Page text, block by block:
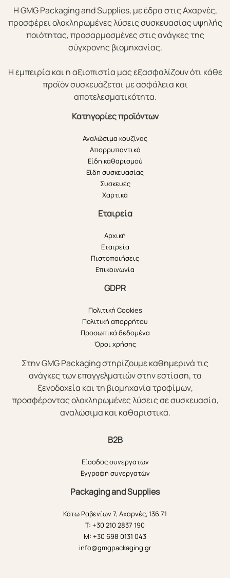
Η GMG Packaging and Supplies, με έδρα στις Αχαρνές,
προσφέρει ολοκληρωμένες λύσεις συσκευασίας υψηλής
ποιότητας, προσαρμοσμένες στις ανάγκες της
σύγχρονης βιομηχανίας.
Η εμπειρία και η αξιοπιστία μας εξασφαλίζουν ότι κάθε
προϊόν συσκευάζεται με ασφάλεια και
αποτελεσματικότητα.
Κατηγορίες προϊόντων
Αναλώσιμα κουζίνας
Απορρυπαντικά
Είδη καθαρισμού
Είδη συσκευασίας
Συσκευές
Χαρτικά
Εταιρεία
Αρχική
Εταιρεία
Πιστοποιήσεις
Επικοινωνία
GDPR
Πολιτική Cookies
Πολιτική απορρήτου
Προσωπικά δεδομένα
Όροι χρήσης
Στην GMG Packaging στηρίζουμε καθημερινά τις
ανάγκες των επαγγελματιών στην εστίαση, τα
ξενοδοχεία και τη βιομηχανία τροφίμων,
προσφέροντας ολοκληρωμένες λύσεις σε συσκευασία,
αναλώσιμα και καθαριστικά.
B2B
Είσοδος συνεργατών
Εγγραφή συνεργατών
Packaging and Supplies
Κάτω Ραβενίων 7, Αχαρνές, 136 71
T: +30 210 2837 190
M: +30 698 0131 043
info@gmgpackaging.gr